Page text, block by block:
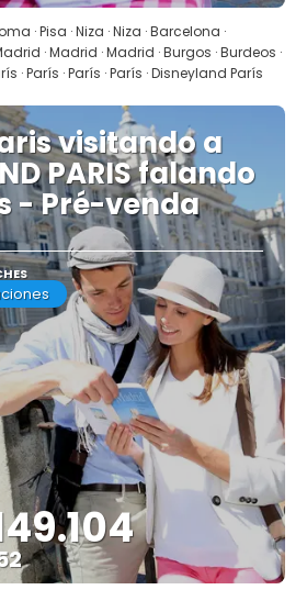
Ver
· Pisa · Niza · Niza · Barcelona ·
· Madrid · Madrid · Burgos · Burdeos ·
· París · París · París · Disneyland París
visitando a
PARIS falando
- Pré-venda